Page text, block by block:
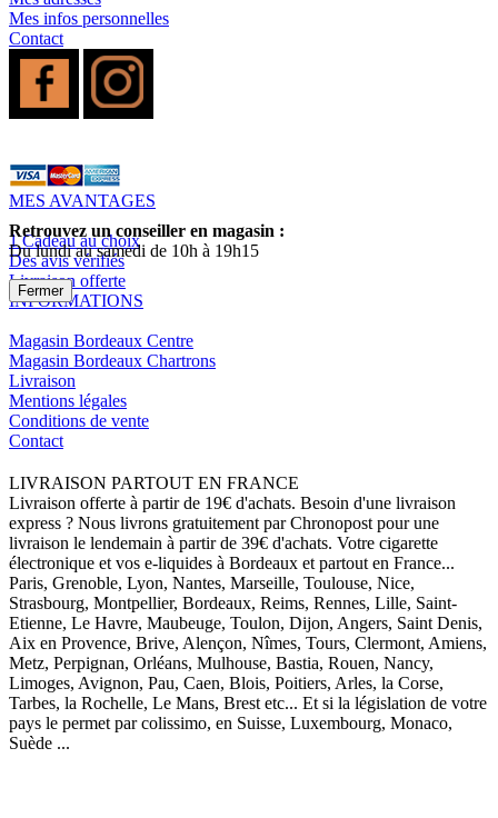
Mes infos personnelles
Contact
MES AVANTAGES
1 Cadeau au choix
Des avis vérifiés
Livraison offerte
INFORMATIONS
Magasin Bordeaux Centre
Magasin Bordeaux Chartrons
Livraison
Mentions légales
Conditions de vente
Contact
LIVRAISON PARTOUT EN FRANCE
Livraison offerte à partir de 19€ d'achats. Besoin d'une livraison
express ? Nous livrons gratuitement par Chronopost pour une
livraison le lendemain à partir de 39€ d'achats. Votre cigarette
électronique et vos e-liquides à Bordeaux et partout en France...
Paris, Grenoble, Lyon, Nantes, Marseille, Toulouse, Nice,
Strasbourg, Montpellier, Bordeaux, Reims, Rennes, Lille, Saint-
Etienne, Le Havre, Maubeuge, Toulon, Dijon, Angers, Saint Denis,
Aix en Provence, Brive, Alençon, Nîmes, Tours, Clermont, Amiens,
Metz, Perpignan, Orléans, Mulhouse, Bastia, Rouen, Nancy,
Limoges, Avignon, Pau, Caen, Blois, Poitiers, Arles, la Corse,
Tarbes, la Rochelle, Le Mans, Brest etc... Et si la législation de votre
pays le permet par colissimo, en Suisse, Luxembourg, Monaco,
Suède ...
Retrouvez un conseiller en magasin :
Du lundi au samedi de 10h à 19h15
Fermer